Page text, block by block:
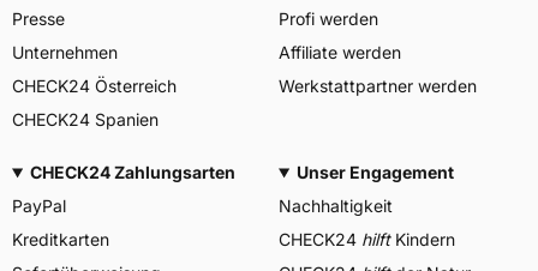
Presse
Unternehmen
CHECK24 Österreich
CHECK24 Spanien
Profi werden
Affiliate werden
Werkstattpartner werden
CHECK24 Zahlungsarten
PayPal
Kreditkarten
Unser Engagement
Nachhaltigkeit
CHECK24 hilftKindern